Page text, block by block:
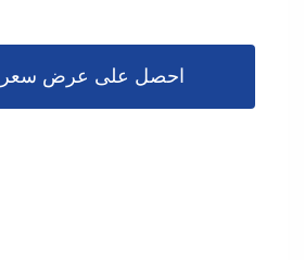
احصل على عرض سعر